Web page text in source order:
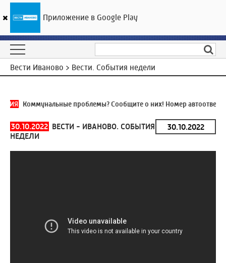
ГТРК «Ивтелерадио»
Вести Иваново > Вести. События недели
Коммунальные проблемы? Сообщите о них! Номер
30.10.2022 ВЕСТИ - ИВАНОВО. СОБЫТИЯ
НЕДЕЛИ
Приложение в Google Play